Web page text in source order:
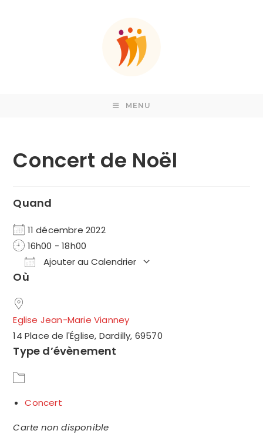
MENU
Concert de Noël
Quand
11 décembre 2022
16h00 - 18h00
Ajouter au Calendrier
Où
Eglise Jean-Marie Vianney
14 Place de l'Église, Dardilly, 69570
Type d’évènement
Concert
Carte non disponible